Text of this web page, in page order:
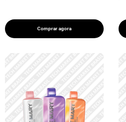
Comprar agora